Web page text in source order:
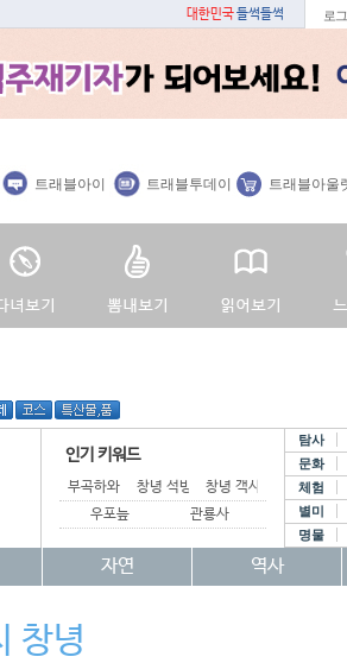
대한민국들썩들썩 로
트래블아이 트래블투데이 트래블아울
인기 키워드
부곡하와이 창녕 석빙고 창녕 객사
우포늪
관룡사
탐사
문화
체험
별미
명물
자연 역사
창녕